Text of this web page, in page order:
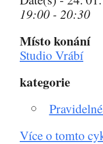
19:00 - 20:30
Místo konání
Studio Vrábí
kategorie
Více o tomto